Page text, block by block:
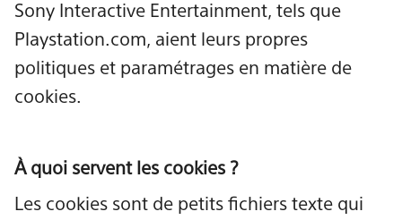
Sony Interactive Entertainment, tels que
Playstation.com, aient leurs propres
politiques et paramétrages en matière de
cookies.
À quoi servent les cookies ?
Les cookies sont de petits fichiers texte qui